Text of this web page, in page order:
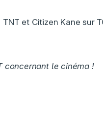
et Citizen Kane sur
concernant le cinéma !